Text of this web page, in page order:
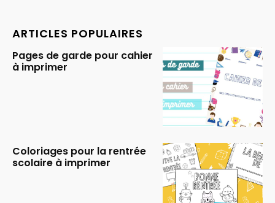
ARTICLES POPULAIRES
Pages de garde pour cahier
à imprimer
Coloriages pour la rentrée
scolaire à imprimer